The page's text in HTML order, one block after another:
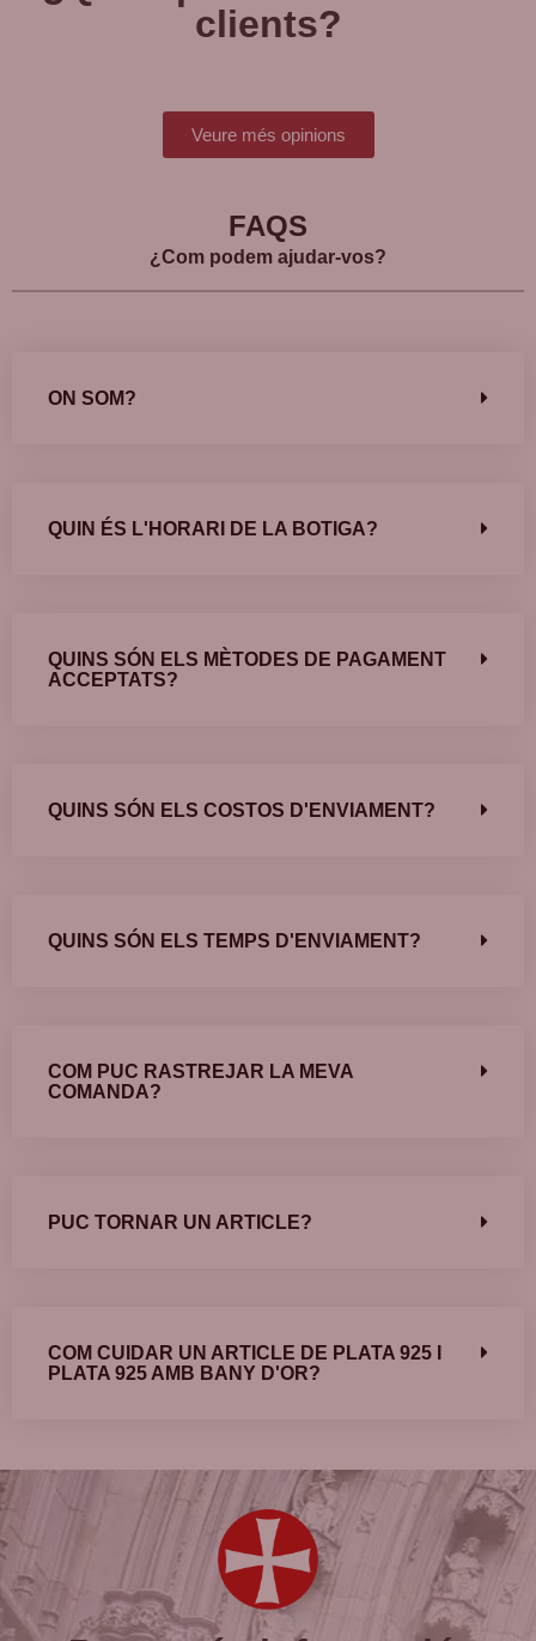
clients?
Veure més opinions
FAQS
¿Com podem ajudar-vos?
ON SOM?
QUIN ÉS L'HORARI DE LA BOTIGA?
QUINS SÓN ELS MÈTODES DE PAGAMENT
ACCEPTATS?
QUINS SÓN ELS COSTOS D'ENVIAMENT?
QUINS SÓN ELS TEMPS D'ENVIAMENT?
COM PUC RASTREJAR LA MEVA
COMANDA?
PUC TORNAR UN ARTICLE?
COM CUIDAR UN ARTICLE DE PLATA 925 I
PLATA 925 AMB BANY D'OR?